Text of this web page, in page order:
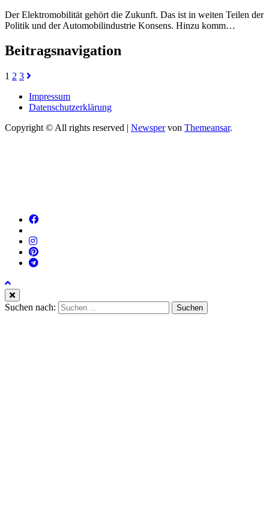
Der Elektromobilität gehört die Zukunft. Das ist in weiten Teilen der
Politik und der Automobilindustrie Konsens. Hinzu komm…
Beitragsnavigation
1 2 3
Impressum
Datenschutzerklärung
Copyright © All rights reserved | Newspervon Themeansar.
Suchen nach: